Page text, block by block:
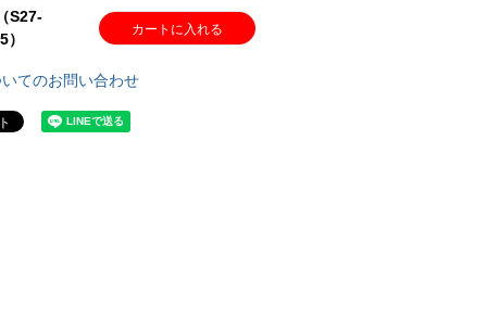
S27-
カートに入れる
てのお問い合わせ